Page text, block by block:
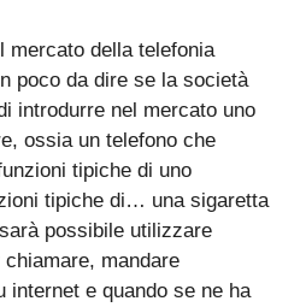
mercato della telefonia
poco da dire se la società
introdurre nel mercato uno
ossia un telefono che
tipiche di uno
tipiche di… una sigaretta
possibile utilizzare
mandare
internet e quando se ne ha